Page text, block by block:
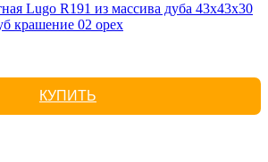
Lugo R191 из массива дуба 43х43х30
крашение 02 орех
КУПИТЬ